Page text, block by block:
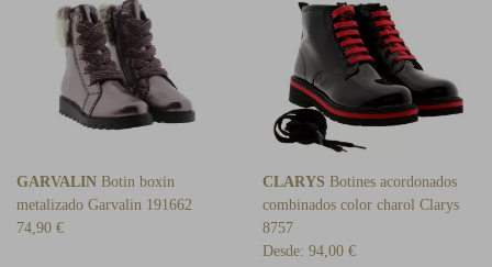
GARVALIN Botin boxin
metalizado Garvalin 191662
74,90 €
CLARYS Botines acordonados
combinados color charol Clarys
8757
Desde: 94,00 €